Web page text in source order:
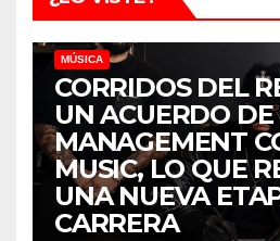
MÚSICA
CORRIDOS DEL
UN ACUERDO DE
MANAGEMENT
MUSIC, LO QUE
UNA NUEVA
CARRERA